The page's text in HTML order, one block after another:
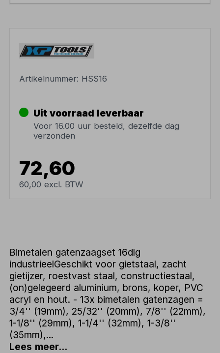
Artikelnummer: HSS16
Uit voorraad leverbaar
Voor 16.00 uur besteld, dezelfde dag
verzonden
72,60
60,00 excl. BTW
Bimetalen gatenzaagset 16dlg
industrieelGeschikt voor gietstaal, zacht
gietijzer, roestvast staal, constructiestaal,
(on)gelegeerd aluminium, brons, koper, PVC
acryl en hout. - 13x bimetalen gatenzagen =
3/4'' (19mm), 25/32'' (20mm), 7/8'' (22mm),
1-1/8'' (29mm), 1-1/4'' (32mm), 1-3/8''
(35mm),...
Lees meer...